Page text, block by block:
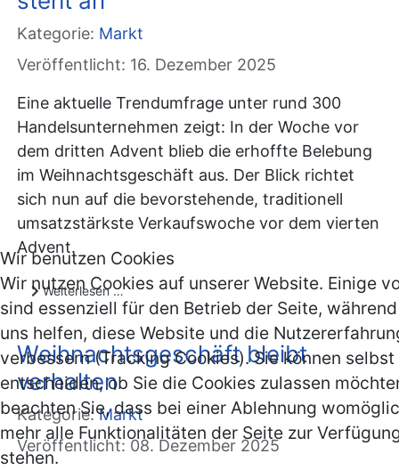
Kategorie: Markt
Veröffentlicht: 16. Dezember 2025
Eine aktuelle Trendumfrage unter rund 300
Handelsunternehmen zeigt: In der Woche vor
dem dritten Advent blieb die erhoffte Belebung
im Weihnachtsgeschäft aus. Der Blick richtet
sich nun auf die bevorstehende, traditionell
umsatzstärkste Verkaufswoche vor dem vierten
Advent.
Weiterlesen …
Weihnachtsgeschäft bleibt
verhalten
Kategorie:Markt
Veröffentlicht: 08. Dezember 2025
Wir benutzen Cookies
Wir nutzen Cookies auf unserer Website. Einige
sind essenziell für den Betrieb der Seite,
uns helfen, diese Website und die
verbessern (Tracking Cookies). Sie können selbst
entscheiden, ob Sie die Cookies zulassen
beachten Sie, dass bei einer Ablehnung
mehr alle Funktionalitäten der Seite zur
stehen.